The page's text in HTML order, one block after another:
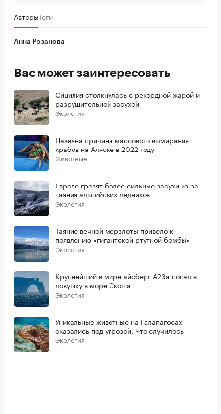
АвторыТеги
Анна Розанова
Вас может заинтересовать
Сицилия столкнулась с рекордной жарой и
разрушительной засухой
Экология
Названа причина массового вымирания
крабов на Аляске в 2022 году
Животные
Европе грозят более сильные засухи из-за
таяния альпийских ледников
Экология
Таяние вечной мерзлоты привело к
появлению «гигантской ртутной бомбы»
Экология
Крупнейший в мире айсберг А23а попал в
ловушку в море Скоша
Экология
Уникальные животные на Галапагосах
оказались под угрозой. Что случилось
Экология